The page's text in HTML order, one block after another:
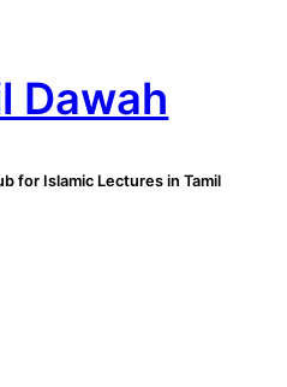
Dawah
for Islamic Lectures in Tamil